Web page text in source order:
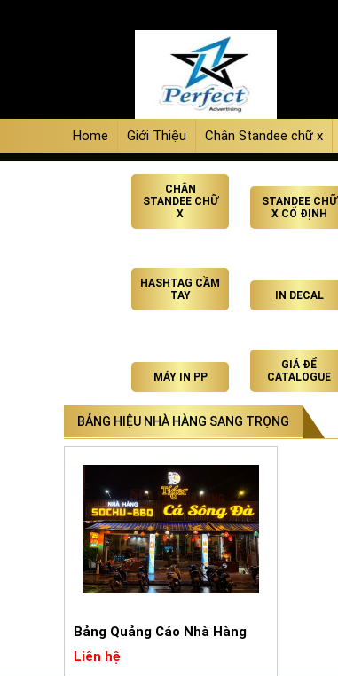
Home Giới Thiệu Chân Standee chữ x
CHÂN
STANDEE CHỮ
X
STANDEE CHỮ
X CỐ ĐỊNH
HASHTAG CẦM
TAY
IN DECAL
MÁY IN PP
GIÁ ĐỂ
CATALOGUE
BẢNG HIỆU NHÀ HÀNG SANG TRỌNG
Bảng Quảng Cáo Nhà Hàng
Liên hệ